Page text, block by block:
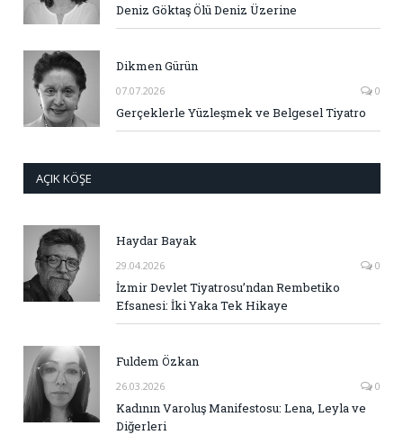
Deniz Göktaş Ölü Deniz Üzerine
Dikmen Gürün
07.07.2026 0
Gerçeklerle Yüzleşmek ve Belgesel Tiyatro
AÇIK KÖŞE
Haydar Bayak
29.04.2026 0
İzmir Devlet Tiyatrosu’ndan Rembetiko
Efsanesi: İki Yaka Tek Hikaye
Fuldem Özkan
26.03.2026 0
Kadının Varoluş Manifestosu: Lena, Leyla ve
Diğerleri